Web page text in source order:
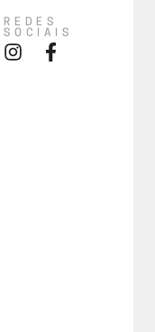
REDES
SOCIAIS